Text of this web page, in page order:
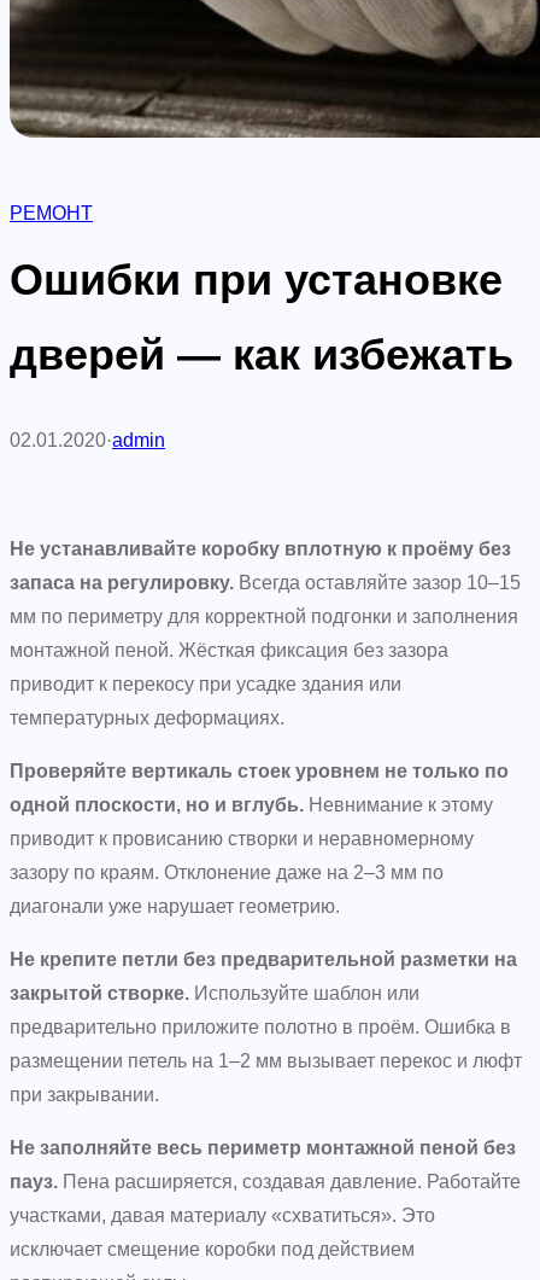
РЕМОНТ
Ошибки при установке
дверей — как избежать
02.01.2020·admin
Не устанавливайте коробку вплотную к проёму без
запаса на регулировку. Всегда оставляйте зазор 10–15
мм по периметру для корректной подгонки и заполнения
монтажной пеной. Жёсткая фиксация без зазора
приводит к перекосу при усадке здания или
температурных деформациях.
Проверяйте вертикаль стоек уровнем не только по
одной плоскости, но и вглубь. Невнимание к этому
приводит к провисанию створки и неравномерному
зазору по краям. Отклонение даже на 2–3 мм по
диагонали уже нарушает геометрию.
Не крепите петли без предварительной разметки на
закрытой створке. Используйте шаблон или
предварительно приложите полотно в проём. Ошибка в
размещении петель на 1–2 мм вызывает перекос и люфт
при закрывании.
Не заполняйте весь периметр монтажной пеной без
пауз. Пена расширяется, создавая давление. Работайте
участками, давая материалу «схватиться». Это
исключает смещение коробки под действием